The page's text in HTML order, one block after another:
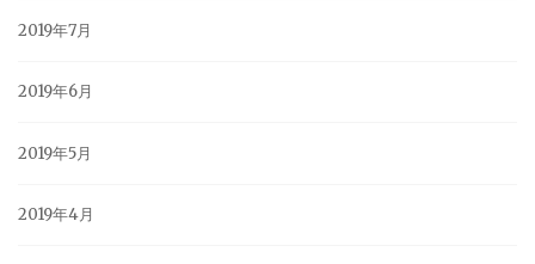
2019年7月
2019年6月
2019年5月
2019年4月